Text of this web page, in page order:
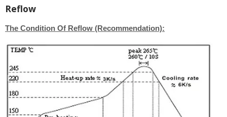
Reflow
The Condition Of Reflow (Recommendation):